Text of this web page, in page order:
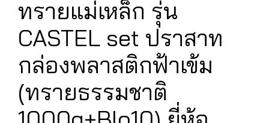
ทรายแม่เหล็ก รุ่น
CASTEL set ปราสาท
กล่องพลาสติกฟ้าเข้ม
(ทรายธรรมชาติ